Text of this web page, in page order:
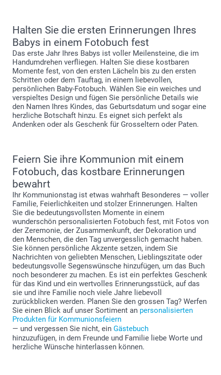
Halten Sie die ersten Erinnerungen Ihres
Babys in einem Fotobuch fest
Das erste Jahr Ihres Babys ist voller Meilensteine, die im
Handumdrehen verfliegen. Halten Sie diese kostbaren
Momente fest, von den ersten Lächeln bis zu den ersten
Schritten oder dem Tauftag, in einem liebevollen,
persönlichen Baby-Fotobuch. Wählen Sie ein weiches und
verspieltes Design und fügen Sie persönliche Details wie
den Namen Ihres Kindes, das Geburtsdatum und sogar eine
herzliche Botschaft hinzu. Es eignet sich perfekt als
Andenken oder als Geschenk für Grosseltern oder Paten.
Feiern Sie ihre Kommunion mit einem
Fotobuch, das kostbare Erinnerungen
bewahrt
Ihr Kommunionstag ist etwas wahrhaft Besonderes — voller
Familie, Feierlichkeiten und stolzer Erinnerungen. Halten
Sie die bedeutungsvollsten Momente in einem
wunderschön personalisierten Fotobuch fest, mit Fotos von
der Zeremonie, der Zusammenkunft, der Dekoration und
den Menschen, die den Tag unvergesslich gemacht haben.
Sie können persönliche Akzente setzen, indem Sie
Nachrichten von geliebten Menschen, Lieblingszitate oder
bedeutungsvolle Segenswünsche hinzufügen, um das Buch
noch besonderer zu machen. Es ist ein perfektes Geschenk
für das Kind und ein wertvolles Erinnerungsstück, auf das
sie und ihre Familie noch viele Jahre liebevoll
zurückblicken werden. Planen Sie den grossen Tag? Werfen
Sie einen Blick auf unser Sortiment an personalisierten
Produkten für Kommunionsfeiern
— und vergessen Sie nicht, ein Gästebuch
hinzuzufügen, in dem Freunde und Familie liebe Worte und
herzliche Wünsche hinterlassen können.